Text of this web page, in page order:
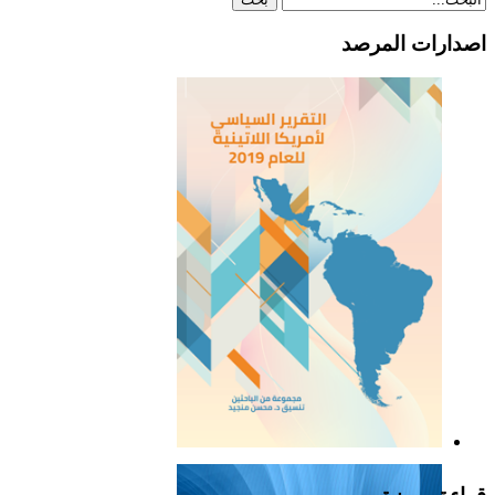
اصدارات المرصد
التقرير السياسي لأمريكا